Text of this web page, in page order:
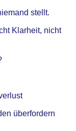
stellt.
Klarheit, nicht
überfordern